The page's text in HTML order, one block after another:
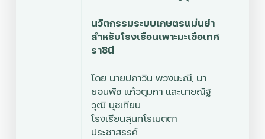
นวัตกรรมระบบเกษตรแม่นยำ
สำหรับโรงเรือนเพาะมะเขือเทศ
ราชินี
โดย นายปภาวิน พวงมะณี, นา
ยอนพัช แก้วตุมกา และนายณัฐ
วุฒิ นุชเทียน
โรงเรียนสุนทโรเมตตา
ประชาสรรค์